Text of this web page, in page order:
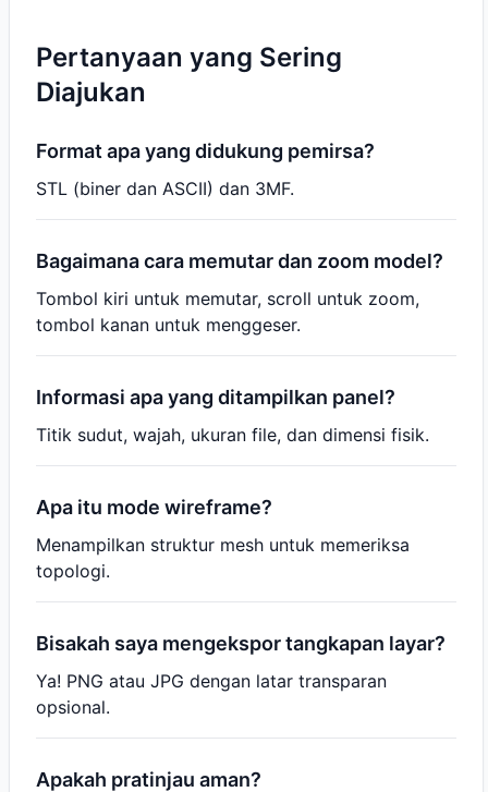
Pertanyaan yang Sering
Diajukan
Format apa yang didukung pemirsa?
STL (biner dan ASCII) dan 3MF.
Bagaimana cara memutar dan zoom model?
Tombol kiri untuk memutar, scroll untuk zoom,
tombol kanan untuk menggeser.
Informasi apa yang ditampilkan panel?
Titik sudut, wajah, ukuran file, dan dimensi fisik.
Apa itu mode wireframe?
Menampilkan struktur mesh untuk memeriksa
topologi.
Bisakah saya mengekspor tangkapan layar?
Ya! PNG atau JPG dengan latar transparan
opsional.
Apakah pratinjau aman?